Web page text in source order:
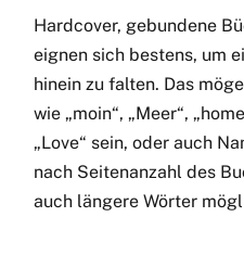
Hardcover, gebundene
eignen sich bestens, um
hinein zu falten. Das
wie „moin“, „Meer“,
„Love“ sein, oder auch
nach Seitenanzahl des
auch längere Wörter